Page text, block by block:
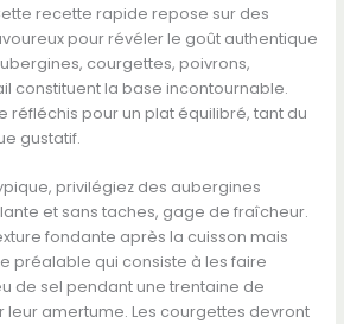
recette rapide repose sur des
pour révéler le goût authentique
courgettes, poivrons,
constituent la base incontournable.
réfléchis pour un plat équilibré, tant du
gustatif.
privilégiez des aubergines
et sans taches, gage de fraîcheur.
fondante après la cuisson mais
préalable qui consiste à les faire
de sel pendant une trentaine de
leur amertume. Les courgettes devront